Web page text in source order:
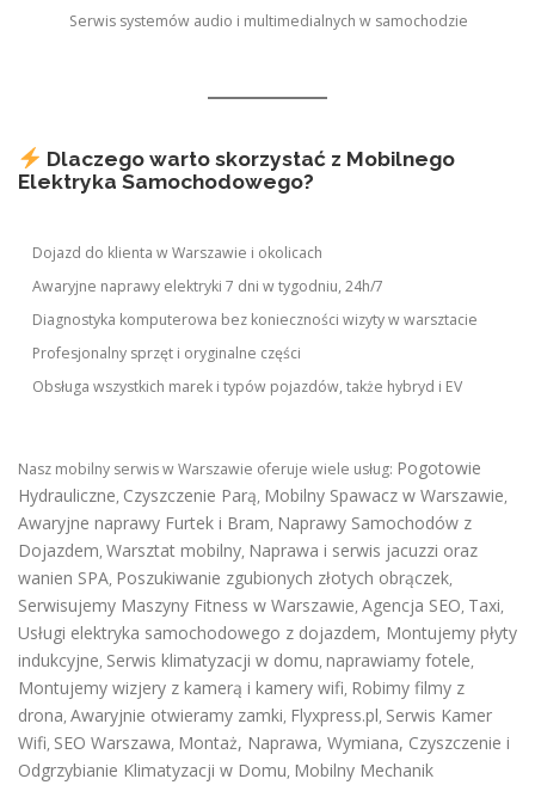
Serwis systemów audio i multimedialnych w samochodzie
Dlaczego warto skorzystać z Mobilnego
Elektryka Samochodowego?
Dojazd do klienta w Warszawie i okolicach
Awaryjne naprawy elektryki 7 dni w tygodniu, 24h/7
Diagnostyka komputerowa bez konieczności wizyty w warsztacie
Profesjonalny sprzęt i oryginalne części
Obsługa wszystkich marek i typów pojazdów, także hybryd i EV
Nasz mobilny serwis w Warszawie oferuje wiele usług: Pogotowie
Hydrauliczne, Czyszczenie Parą, Mobilny Spawacz w Warszawie,
Awaryjne naprawy Furtek i Bram, Naprawy Samochodów z
Dojazdem, Warsztat mobilny, Naprawa i serwis jacuzzi oraz
wanien SPA, Poszukiwanie zgubionych złotych obrączek,
Serwisujemy Maszyny Fitness w Warszawie, Agencja SEO, Taxi,
Usługi elektryka samochodowego z dojazdem, Montujemy płyty
indukcyjne, Serwis klimatyzacji w domu, naprawiamy fotele,
Montujemy wizjery z kamerą i kamery wifi, Robimy filmy z
drona, Awaryjnie otwieramy zamki, Flyxpress.pl, Serwis Kamer
Wifi, SEO Warszawa, Montaż, Naprawa, Wymiana, Czyszczenie i
Odgrzybianie Klimatyzacji w Domu, Mobilny Mechanik